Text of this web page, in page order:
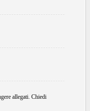
allegati. Chiedi